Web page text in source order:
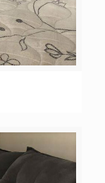
Castilho